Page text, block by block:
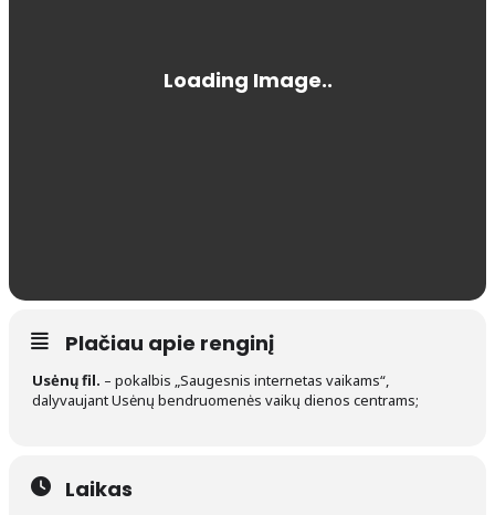
Plačiau apie renginį
Usėnų fil. – pokalbis „Saugesnis internetas vaikams“,
dalyvaujant Usėnų bendruomenės vaikų dienos centrams;
Laikas